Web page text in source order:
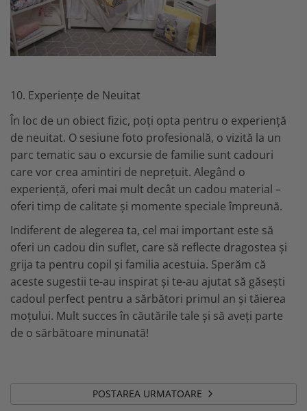
10. Experiențe de Neuitat
În loc de un obiect fizic, poți opta pentru o experiență
de neuitat. O sesiune foto profesională, o vizită la un
parc tematic sau o excursie de familie sunt cadouri
care vor crea amintiri de neprețuit. Alegând o
experiență, oferi mai mult decât un cadou material –
oferi timp de calitate și momente speciale împreună.
Indiferent de alegerea ta, cel mai important este să
oferi un cadou din suflet, care să reflecte dragostea și
grija ta pentru copil și familia acestuia. Sperăm că
aceste sugestii te-au inspirat și te-au ajutat să găsești
cadoul perfect pentru a sărbători primul an și tăierea
moțului. Mult succes în căutările tale și să aveți parte
de o sărbătoare minunată!
POSTAREA URMATOARE